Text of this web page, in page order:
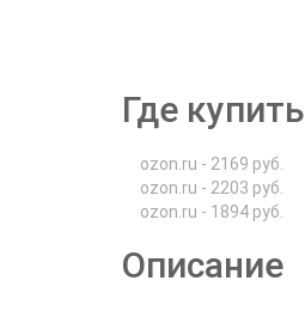
Где купить
ozon.ru - 2169 руб.
ozon.ru - 2203 руб.
ozon.ru - 1894 руб.
Описание